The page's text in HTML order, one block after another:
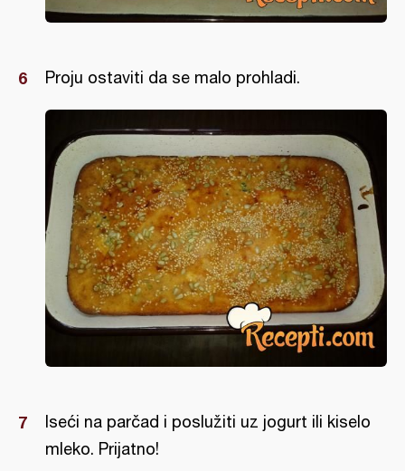
Proju ostaviti da se malo prohladi.
Iseći na parčad i poslužiti uz jogurt ili kiselo
mleko. Prijatno!